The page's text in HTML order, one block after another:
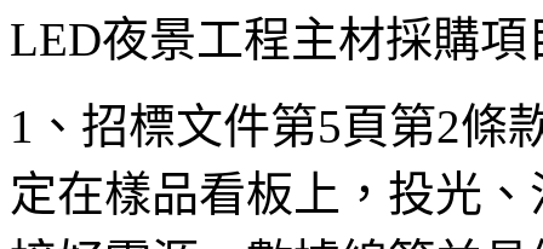
LED夜景工程主材採購
1、招標文件第5頁第2條
定在樣品看板上，投光